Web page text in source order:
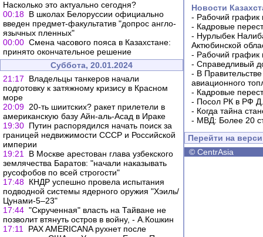
Насколько это актуально сегодня?
00:18 В школах Белоруссии официально
введен предмет-факультатив "допрос англо-
язычных пленных"
00:00 Смена часового пояса в Казахстане:
принято окончательное решение
Суббота, 20.01.2024
21:17
Владельцы танкеров начали
подготовку к затяжному кризису в Красном
море
20:09 20-ть шиитских? ракет прилетели в
американскую базу Айн-аль-Асад в Ираке
19:30 Путин распорядился начать поиск за
границей недвижимости СССР и Российской
империи
19:21
В Москве арестован глава узбекского
землячества Баратов: "начали наказывать
русофобов по всей строгости"
17:48 КНДР успешно провела испытания
подводной системы ядерного оружия "Хэиль/
Цунами-5–23"
17:44 "Скрученная" власть на Тайване не
позволит втянуть остров в войну, - А.Кошкин
17:11
PAX AMERICANA рухнет после
Новости
- Рабочий график
- Кадровые
- Нурлыбек
Актюбинской
- Рабочий график
- Справедливый
- В
авиационного
- Кадровые
- Посол РК в РФ
- Когда тайна
- МВД: Более 20
Перейти на
© CentrAsia